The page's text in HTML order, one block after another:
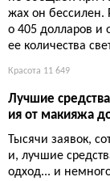
жах он бессилен.
о 405 долларов и
ее количества
Красота 11 649
Лучшие
ия от макияжа
Тысячи заявок,
и, лучшие
одход... и